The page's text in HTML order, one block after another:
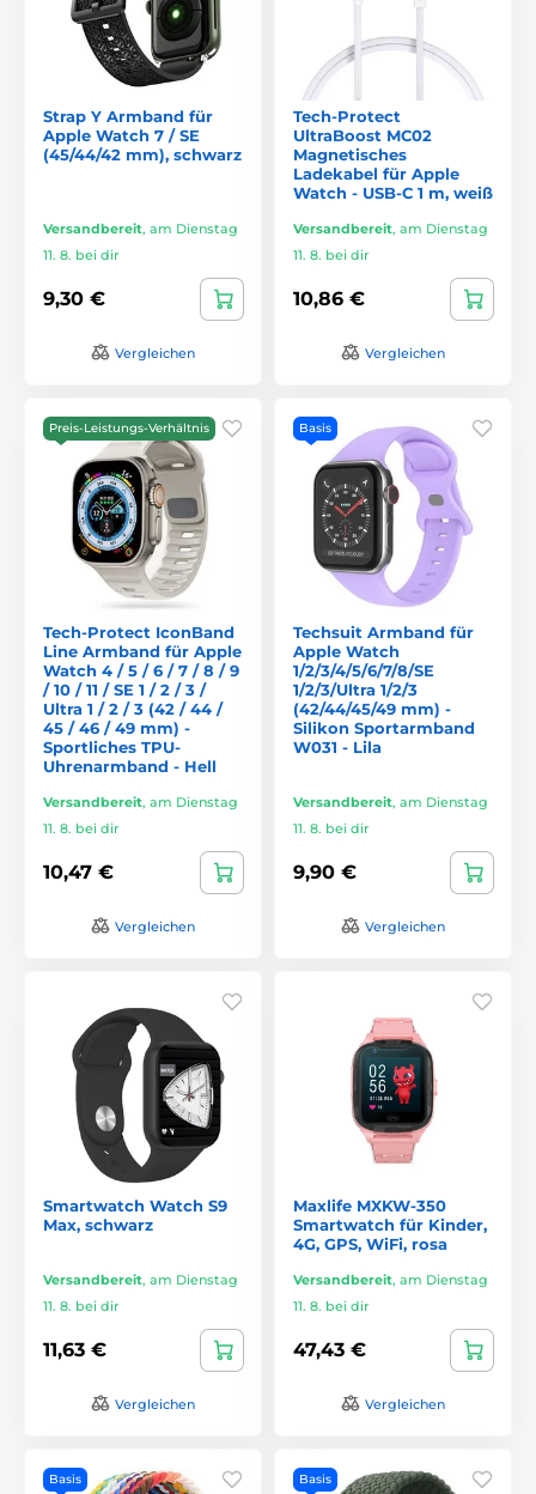
Strap Y Armband für
Apple Watch 7 / SE
(45/44/42 mm), schwarz
Versandbereit, am Dienstag
11. 8. bei dir
9,30 €
Vergleichen
Tech-Protect
UltraBoost MC02
Magnetisches
Ladekabel für Apple
Watch - USB-C 1 m, weiß
Versandbereit, am Dienstag
11. 8. bei dir
10,86 €
Vergleichen
Preis-Leistungs-Verhältnis
Tech-Protect IconBand
Line Armband für Apple
Watch 4 / 5 / 6 / 7 / 8 / 9
/ 10 / 11 / SE 1 / 2 / 3 /
Ultra 1 / 2 / 3 (42 / 44 /
45 / 46 / 49 mm) -
Sportliches TPU-
Uhrenarmband - Hell
Versandbereit, am Dienstag
11. 8. bei dir
10,47 €
Vergleichen
Basis
Techsuit Armband für
Apple Watch
1/2/3/4/5/6/7/8/SE
1/2/3/Ultra 1/2/3
(42/44/45/49 mm) -
Silikon Sportarmband
W031 - Lila
Versandbereit, am Dienstag
11. 8. bei dir
9,90 €
Vergleichen
Smartwatch Watch S9
Max, schwarz
Versandbereit, am Dienstag
11. 8. bei dir
11,63 €
Vergleichen
Maxlife MXKW-350
Smartwatch für Kinder,
4G, GPS, WiFi, rosa
Versandbereit, am Dienstag
11. 8. bei dir
47,43 €
Vergleichen
Basis Basis